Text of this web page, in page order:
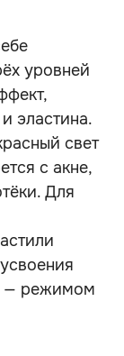
уровней
эластина.
свет
с акне,
Для
— режимом